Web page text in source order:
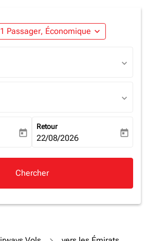
1 Passager, Économique expand_more
expand_more
expand_more
date-aria-label
today
Retour
fc-booking-return-date-aria-
22/08/2026 today
Chercher